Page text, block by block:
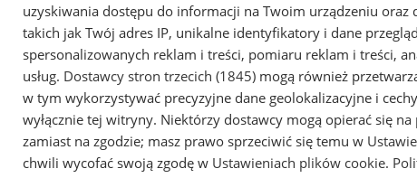
uzyskiwania dostępu do informacji na Twoim urządzeniu oraz
takich jak Twój adres IP, unikalne identyfikatory i dane
spersonalizowanych reklam i treści, pomiaru reklam i treści,
usług. Dostawcy stron trzecich (1845) mogą również
w tym wykorzystywać precyzyjne dane geolokalizacyjne i
wyłącznie tej witryny. Niektórzy dostawcy mogą opierać się
zamiast na zgodzie; masz prawo sprzeciwić się temu w
chwili wycofać swoją zgodę w Ustawieniach plików cookie.